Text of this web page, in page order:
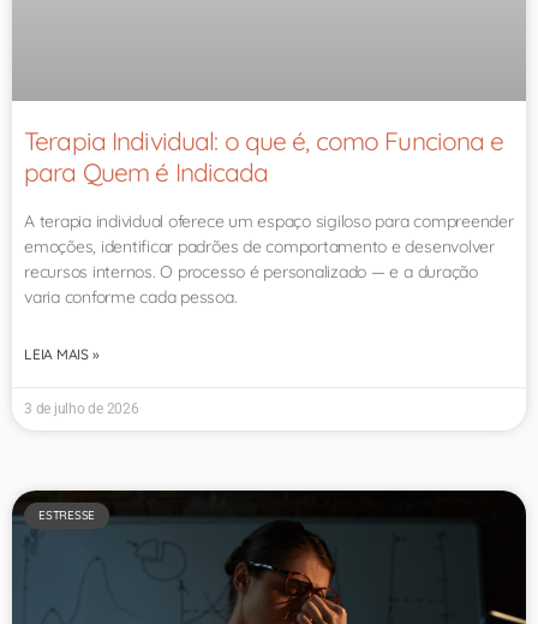
Terapia Individual: o que é, como Funciona e
para Quem é Indicada
A terapia individual oferece um espaço sigiloso para compreender
emoções, identificar padrões de comportamento e desenvolver
recursos internos. O processo é personalizado — e a duração
varia conforme cada pessoa.
LEIA MAIS »
3 de julho de 2026
ESTRESSE